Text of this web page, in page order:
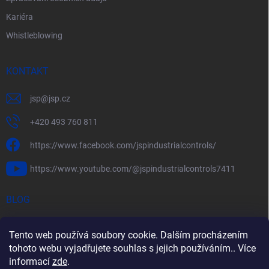
Tento web používá soubory cookie. Dalším procházením
tohoto webu vyjadřujete souhlas s jejich používáním.. Více
informací zde.
Kariéra
Whistleblowing
KONTAKT
jsp@jsp.cz
+420 493 760 811
https://www.facebook.com/jspindustrialcontrols/
https://www.youtube.com/@jspindustrialcontrols7411
BLOG
Stručný průvodce prostředím s nebezpečím výbuchu
HART – Chytré využití stávající kabeláže